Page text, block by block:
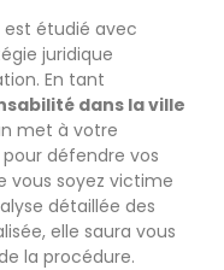
est étudié avec
juridique
En tant
dans la ville
met à votre
défendre vos
vous soyez victime
détaillée des
elle saura vous
la procédure.